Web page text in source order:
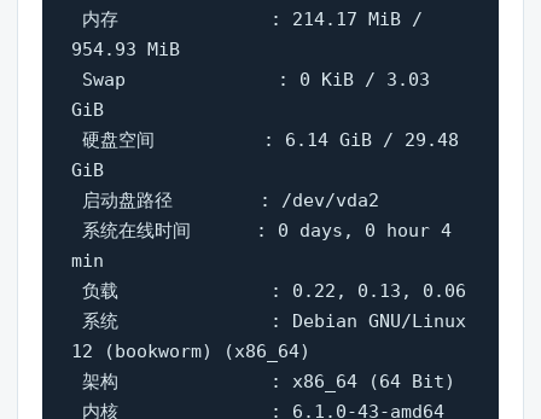
954.93 MiB
GiB
GiB
min
12 (bookworm) (x86_64)